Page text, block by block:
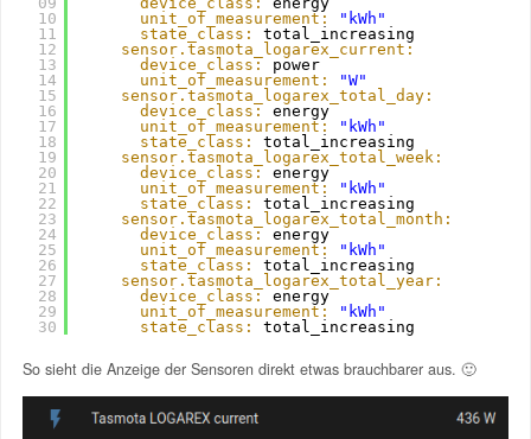
10
11
12
13
14
15
16
17
18
19
20
21
22
23
24
25
26
27
28
29
30
unit_of_measurement:
"kWh"
state_class:
total_increasing
sensor.tasmota_logarex_current:
device_class:
power
unit_of_measurement:
"W"
sensor.tasmota_logarex_total_day:
device_class:
energy
unit_of_measurement:
"kWh"
state_class:
total_increasing
sensor.tasmota_logarex_total_week:
device_class:
energy
unit_of_measurement:
"kWh"
state_class:
total_increasing
sensor.tasmota_logarex_total_month:
device_class:
energy
unit_of_measurement:
"kWh"
state_class:
total_increasing
sensor.tasmota_logarex_total_year:
device_class:
energy
unit_of_measurement:
"kWh"
state_class:
total_increasing
So sieht die Anzeige der Sensoren direkt etwas brauchbarer aus. 🙂